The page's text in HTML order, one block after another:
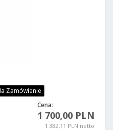
Zamówienie
Cena:
1 700,00 PLN
1 382,11 PLN netto